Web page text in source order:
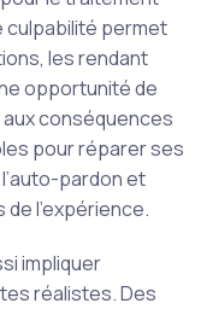
culpabilité permet
les rendant
opportunité de
conséquences
pour réparer ses
pardon et
l’expérience.
impliquer
réalistes. Des